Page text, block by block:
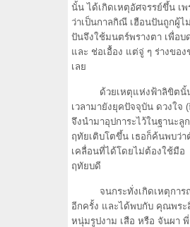
นั้น ได้เกิดเหตุอัศจรรย์ขึ้น เ
ว่าเป็นกาลกิณี เฮือนปันถูกผู้
ปันจึงใช้มนตร์พรางตา เพื่อ
และ ช่อเอื้อง แต่จู่ ๆ ร่างขอ
เลย
ด้วยเหตุแห่งฟ้าลิขิตนั้น ป
เวลามายังยุคปัจจุบัน ดวงใจ
จึงนำมาอุปการะไว้ในฐานะ
ฤทัยเติบโตขึ้น เธอก็ค้นพบว่า
เคลื่อนที่ได้โดยไม่ต้องใช้มือ
ฤทัยบดี
จนกระทั่งเกิดเหตุการณ์
อีกครั้ง และได้พบกับ คุณพร
หนุ่มรูปงาม เสือ หรือ จันผา